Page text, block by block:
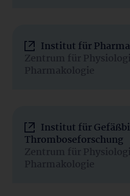
Institut für
Zentrum für
Pharmakologie
Institut für
Thromboseforschung
Zentrum für
Pharmakologie